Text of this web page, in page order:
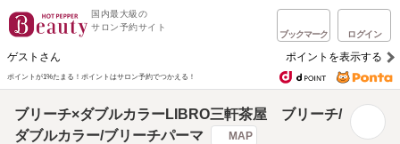
国内最大級の
サロン予約サイト
ブックマーク ログイン
ゲストさん ポイントを表示する
ポイントが1%たまる！ ポイントはサロン予約でつかえる！
ブリーチ×ダブルカラーLIBRO三軒茶屋 ブリーチ/
ダブルカラー/ブリーチパーマ
MAP